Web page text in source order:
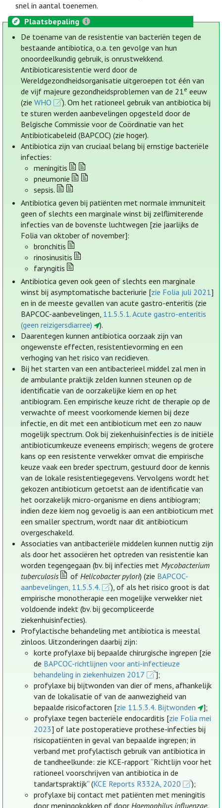
snel in aantal toenemen.
Plaatsbepaling
De toename van de resistentie van bacteriën tegen de
bestaande antibiotica, o.a. ten gevolge van hun
onoordeelkundig gebruik, is onrustwekkend.
Antibioticaresistentie werd door de
Wereldgezondheidsorganisatie uitgeroepen tot één van
de vijf majeure gezondheidsproblemen van de 21e eeuw
(zieWHO
). Om het rationeel gebruik van antibiotica bij
te sturen werden aanbevelingen opgesteld door de
Belgische Commissie voor de Coördinatie van het
Antibioticabeleid (BAPCOC) (zie hoger).
Antibiotica zijn van cruciaal belang bij ernstige bacteriële
infecties:
meningitis
pneumonie
sepsis.
Antibiotica geven bij patiënten met normale immuniteit
geen of slechts een marginale winst bij zelflimiterende
infecties van de bovenste luchtwegen [zie jaarlijks de
Folia van oktober of november]:
bronchitis
rinosinusitis
faryngitis
Antibiotica geven ook geen of slechts een marginale
winst bij asymptomatische bacteriurie [zie Folia juli 2021]
en in de meeste gevallen van acute gastro-enteritis (zie
BAPCOC-aanbevelingen, 11.5.5.1. Acute gastro-enteritis
(geen reizigersdiarree)
).
Daarentegen kunnen antibiotica oorzaak zijn van
ongewenste effecten, resistentievorming en een
verhoging van het risico van recidieven.
Bij het starten van een antibacterieel middel zal men in
de ambulante praktijk zelden kunnen steunen op de
identificatie van de oorzakelijke kiem en op het
antibiogram. Een empirische keuze richt de therapie op de
verwachte of meest voorkomende kiemen bij deze
infectie, en dit met een antibioticum met een zo nauw
mogelijk spectrum. Ook bij ziekenhuisinfecties is de initiële
antibioticumkeuze eveneens empirisch; wegens de grotere
kans op een resistente verwekker omvat die empirische
keuze vaak een breder spectrum, gestuurd door de kennis
van de lokale resistentiegegevens. Vervolgens wordt het
gekozen antibioticum getoetst aan de identificatie van
het oorzakelijk micro-organisme en diens antibiogram;
indien deze kiem nog gevoelig is aan een antibioticum met
een smaller spectrum, wordt naar dit antibioticum
overgeschakeld.
Associaties van antibacteriële middelen kunnen nuttig zijn
als door het associëren het optreden van resistentie kan
worden tegengegaan (bv. bij infecties metMycobacterium
tuberculosis
of Helicobacter pylori) (zie BAPCOC-
aanbevelingen, 11.5.5.4.
), of als het risico groot is dat
empirische monotherapie een mogelijke verwekker niet
voldoende indekt (bv. bij gecompliceerde
ziekenhuisinfecties).
Profylactische behandeling met antibiotica is meestal
zinloos. Uitzonderingen daarbij zijn:
korte profylaxe bij bepaalde chirurgische ingrepen [zie
de BAPCOC-richtlijnen voor anti-infectieuze
behandeling in ziekenhuizen 2017
];
profylaxe bij bijtwonden van dier of mens, afhankelijk
van de lokalisatie of van de aanwezigheid van
bepaalde risicofactoren [zie 11.5.3.4. Bijtwonden
];
profylaxe tegen bacteriële endocarditis [zie Folia mei
2023] of late postoperatieve prothese-infecties bij
risicopatiënten in geval van bepaalde ingrepen; in
verband met profylactisch gebruik van antibiotica in
de tandheelkunde: zie KCE-rapport “Richtlijn voor het
rationeel voorschrijven van antibiotica in de
tandartspraktijk” (KCE Reports R332A, 2020
);
profylaxe bij contact met patiënten met meningitis
door meningokokken of door Haemophilus influenzae.